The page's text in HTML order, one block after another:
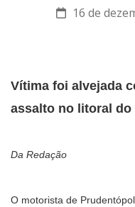
16 de
Vítima foi alvejada
assalto no litoral do
Da Redação
O motorista de